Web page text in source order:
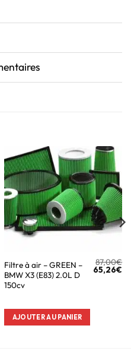
Filtre à air – GREEN –
BMW X3 (E83) 2.0L D
150cv
87,00€
65,26€
AJOUTER AU PANIER